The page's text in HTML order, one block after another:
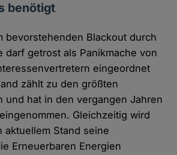
benötigt
bevorstehenden Blackout durch
darf getrost als Panikmache von
eingeordnet
zählt zu den größten
und hat in den vergangen Jahren
Gleichzeitig wird
aktuellem Stand seine
Erneuerbaren Energien